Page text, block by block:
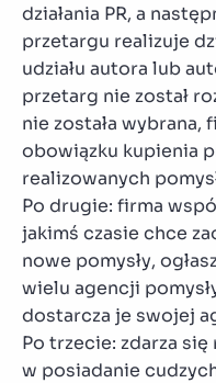
działania PR, a
przetargu realizuje
udziału autora lub
przetarg nie został
nie została wybrana,
obowiązku kupienia
realizowanych
Po drugie: firma
jakimś czasie chce
nowe pomysły,
wielu agencji
dostarcza je swojej
Po trzecie: zdarza
w posiadanie